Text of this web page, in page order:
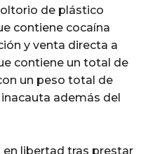
de plástico
contiene cocaína
y venta directa a
contiene un total de
un peso total de
además del
libertad tras prestar